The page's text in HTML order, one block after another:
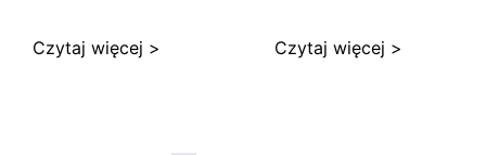
Czytaj więcej > Czytaj więcej >